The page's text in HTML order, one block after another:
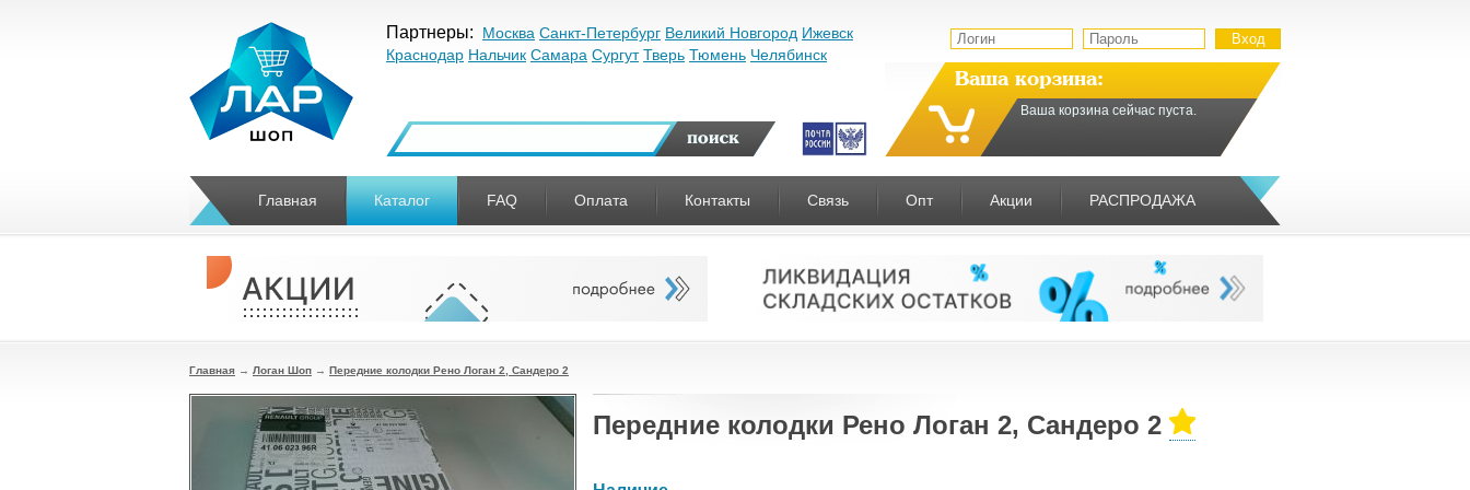
Партнеры: Москва Санкт-Петербург Великий Новгород Ижевск
Краснодар Нальчик Самара Сургут Тверь Тюмень Челябинск
Ваша корзина:
Ваша корзина сейчас пуста.
Главная Каталог FAQ Оплата Контакты Связь Опт Акции РАСПРОДАЖА
Главная → Логан Шоп → Передние колодки Рено Логан 2, Сандеро 2
Передние колодки Рено Логан 2, Сандеро 2